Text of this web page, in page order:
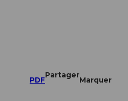
PDF
Partager
Marquer